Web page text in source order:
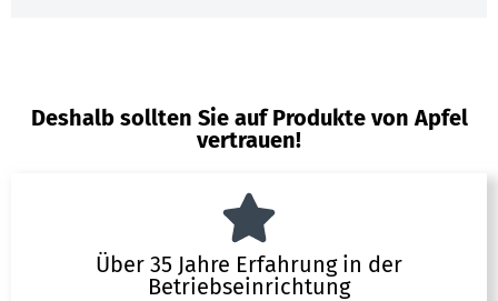
Deshalb sollten Sie auf Produkte von Apfel
vertrauen!
Über 35 Jahre Erfahrung in der
Betriebseinrichtung